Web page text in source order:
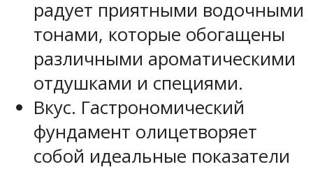
радует приятными водочными
тонами, которые обогащены
различными ароматическими
отдушками и специями.
Вкус. Гастрономический
фундамент олицетворяет
собой идеальные показатели